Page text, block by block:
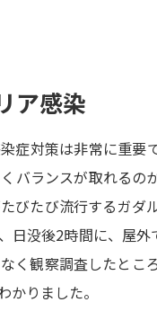
ア感染
症対策は非常に重要
バランスが取れるの
びたび流行するガダ
日没後2時間に、屋
く観察調査したとこ
かりました。